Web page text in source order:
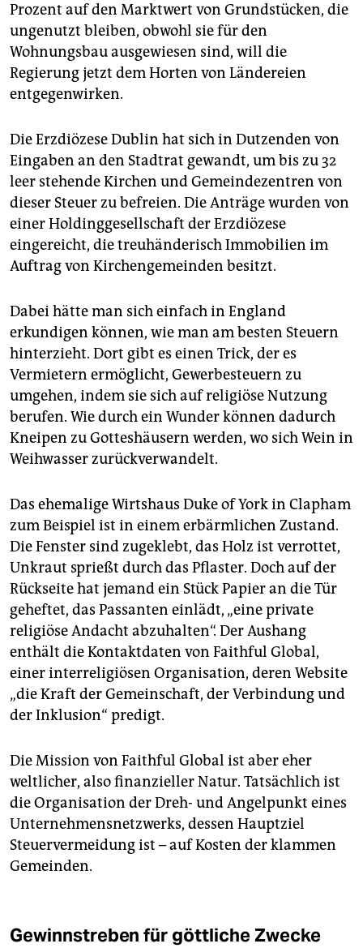
Prozent auf den Marktwert von Grundstücken, die
ungenutzt bleiben, obwohl sie für den
Wohnungsbau ausgewiesen sind, will die
Regierung jetzt dem Horten von Ländereien
entgegenwirken.
Die Erzdiözese Dublin hat sich in Dutzenden von
Eingaben an den Stadtrat gewandt, um bis zu 32
leer stehende Kirchen und Gemeindezentren von
dieser Steuer zu befreien. Die Anträge wurden von
einer Holdinggesellschaft der Erzdiözese
eingereicht, die treuhänderisch Immobilien im
Auftrag von Kirchengemeinden besitzt.
Dabei hätte man sich einfach in England
erkundigen können, wie man am besten Steuern
hinterzieht. Dort gibt es einen Trick, der es
Vermietern ermöglicht, Gewerbesteuern zu
umgehen, indem sie sich auf religiöse Nutzung
berufen. Wie durch ein Wunder können dadurch
Kneipen zu Gotteshäusern werden, wo sich Wein in
Weihwasser zurückverwandelt.
Das ehemalige Wirtshaus Duke of York in Clapham
zum Beispiel ist in einem erbärmlichen Zustand.
Die Fenster sind zugeklebt, das Holz ist verrottet,
Unkraut sprießt durch das Pflaster. Doch auf der
Rückseite hat jemand ein Stück Papier an die Tür
geheftet, das Passanten einlädt, „eine private
religiöse Andacht abzuhalten“. Der Aushang
enthält die Kontaktdaten von Faithful Global,
einer interreligiösen Organisation, deren Website
„die Kraft der Gemeinschaft, der Verbindung und
der Inklusion“ predigt.
Die Mission von Faithful Global ist aber eher
weltlicher, also finanzieller Natur. Tatsächlich ist
die Organisation der Dreh- und Angelpunkt eines
Unternehmensnetzwerks, dessen Hauptziel
Steuervermeidung ist – auf Kosten der klammen
Gemeinden.
Gewinnstreben für göttliche Zwecke